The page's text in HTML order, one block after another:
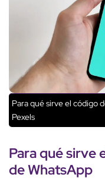
Para qué sirve el código
Pexels
Para qué sirve
deWhatsApp